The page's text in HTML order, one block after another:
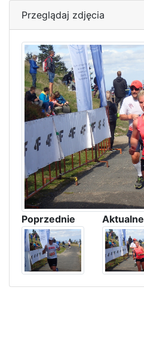
Przeglądaj zdjęcia
Poprzednie Aktualne